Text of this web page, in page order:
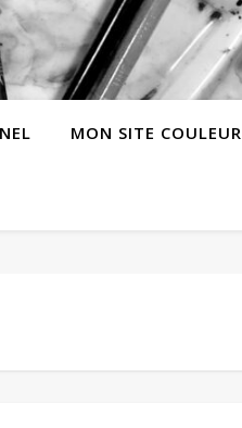
MON SITE COULEUR